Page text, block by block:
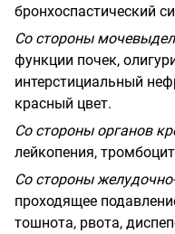
бронхоспастический
Со стороны
функции почек,
интерстициальный
красный цвет.
Со стороны органов
лейкопения,
Со стороны
проходящее
тошнота, рвота,